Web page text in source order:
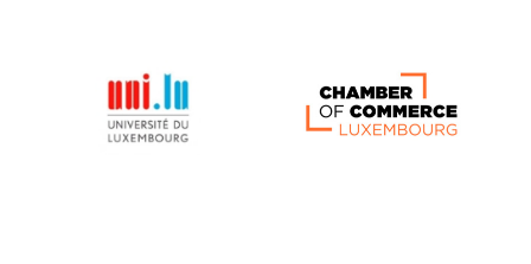
Lucas Papademos
Máire Geoghegan-Quinn